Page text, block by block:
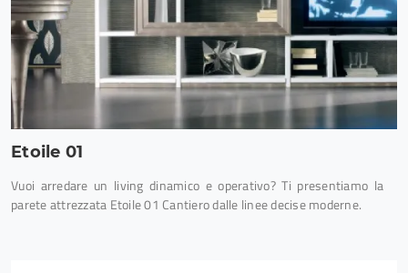
Etoile 01
Vuoi arredare un living dinamico e operativo? Ti presentiamo la
parete attrezzata Etoile 01 Cantiero dalle linee decise moderne.